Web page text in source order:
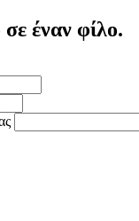
έναν φίλο.